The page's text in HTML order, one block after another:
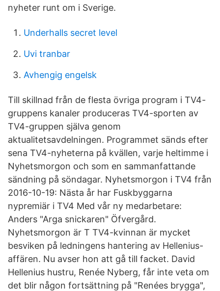
nyheter runt om i Sverige.
Underhalls secret level
Uvi tranbar
Avhengig engelsk
Till skillnad från de flesta övriga program i TV4-
gruppens kanaler produceras TV4-sporten av
TV4-gruppen själva genom
aktualitetsavdelningen. Programmet sänds efter
sena TV4-nyheterna på kvällen, varje heltimme i
Nyhetsmorgon och som en sammanfattande
sändning på söndagar. Nyhetsmorgon i TV4 från
2016-10-19: Nästa år har Fuskbyggarna
nypremiär i TV4 Med vår ny medarbetare:
Anders "Arga snickaren" Öfvergård.
Nyhetsmorgon är T TV4-kvinnan är mycket
besviken på ledningens hantering av Hellenius-
affären. Nu avser hon att gå till facket. David
Hellenius hustru, Renée Nyberg, får inte veta om
det blir någon fortsättning på "Renées brygga",